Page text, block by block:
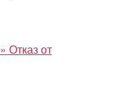
» Отказ от